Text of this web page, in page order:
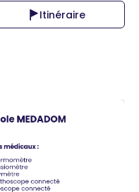
Itinéraire